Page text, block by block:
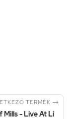
TERMÉK 
Mills - Live At Li